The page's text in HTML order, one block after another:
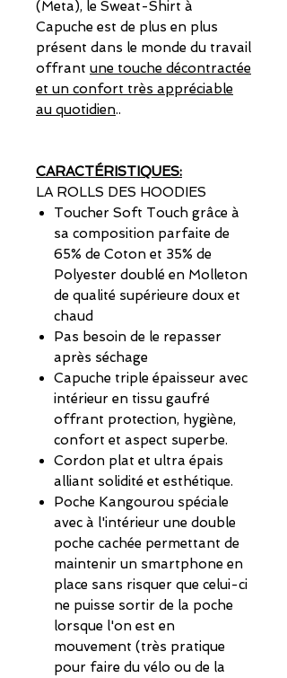
(Meta), le Sweat-Shirt à
Capuche est de plus en plus
présent dans le monde du travail
offrant une touche décontractée
et un confort très appréciable
au quotidien..
CARACTÉRISTIQUES:
LA ROLLS DES HOODIES
Toucher Soft Touch grâce à
sa composition parfaite de
65% de Coton et 35% de
Polyester doublé en Molleton
de qualité supérieure doux et
chaud
Pas besoin de le repasser
après séchage
Capuche triple épaisseur avec
intérieur en tissu gaufré
offrant protection, hygiène,
confort et aspect superbe.
Cordon plat et ultra épais
alliant solidité et esthétique.
Poche Kangourou spéciale
avec à l'intérieur une double
poche cachée permettant de
maintenir un smartphone en
place sans risquer que celui-ci
ne puisse sortir de la poche
lorsque l'on est en
mouvement (très pratique
pour faire du vélo ou de la